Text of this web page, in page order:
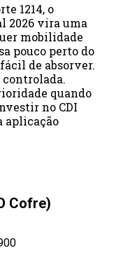
1214, o
2026 vira uma
mobilidade
pouco perto do
de absorver.
controlada.
quando
no CDI
aplicação
Cofre)